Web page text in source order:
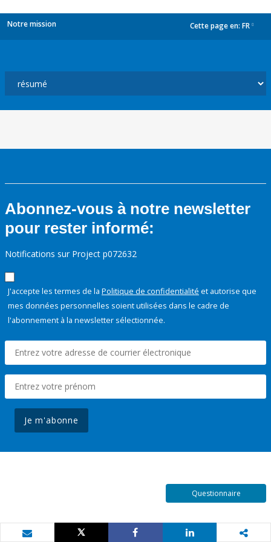
Notre mission Cette page en: FR
Abonnez-vous à notre newsletter
pour rester informé:
Notifications sur Project p072632
J'accepte les termes de la Politique de confidentialité et autorise que
mes données personnelles soient utilisées dans le cadre de
l'abonnement à la newsletter sélectionnée.
Je m'abonne
Questionnaire